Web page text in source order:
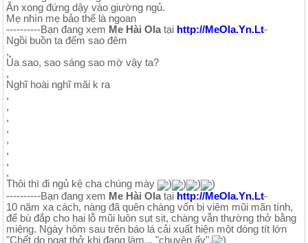
Ăn xong đứng dậy vào giường ngủ.
Mẹ nhìn mẹ bảo thế là ngoan
----------Bạn đang xem Me Hài Olatại http://MeOla.Yn.Lt-
Ngồi buồn ta đếm sao đêm
,
Ủa sao, sao sáng sao mờ vậy ta?
,
Nghĩ hoài nghĩ mãi k ra
,
,
,
,
,
,
,
,
Thôi thì đi ngủ kệ cha chúng mày
) ) )
)
----------Bạn đang xem Me Hài Ola tại http://MeOla.Yn.Lt-
10 năm xa cách, nàng đã quên chàng vốn bị viêm mũi mãn tính,
để bù đắp cho hai lỗ mũi luôn sụt sịt, chàng vẫn thường thở bằng
miệng. Ngày hôm sau trên báo lá cải xuất hiện một dòng tít lớn
"Chết do ngạt thở khi đang làm... "chuyện ấy".
)